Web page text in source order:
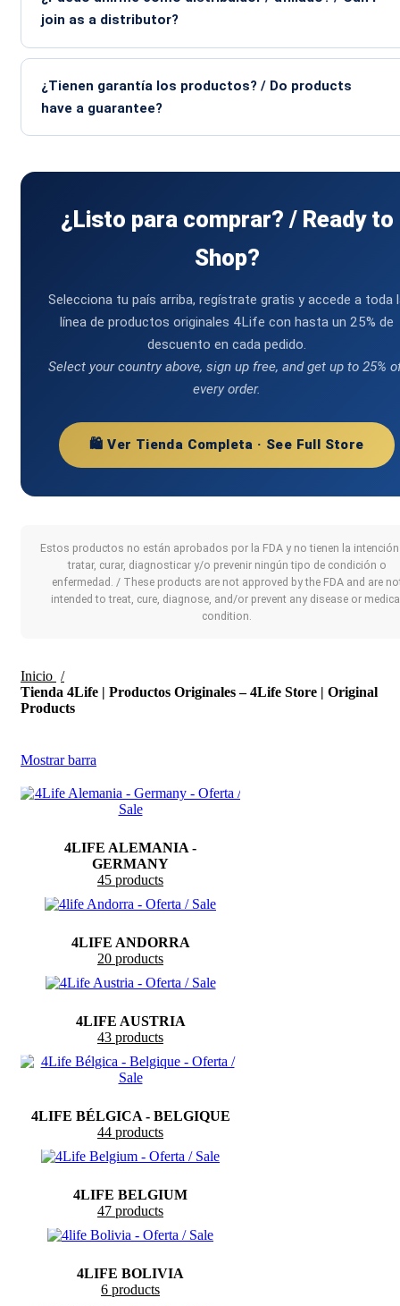
join as a distributor?
¿Tienen garantía los productos? / Do products
have a guarantee?
¿Listo para comprar? / Ready to
Shop?
Selecciona tu país arriba, regístrate gratis y accede a toda
línea de productos originales 4Life con hasta un 25% de
descuento en cada pedido.
Select your country above, sign up free, and get up to 25%
every order.
🛍️ Ver Tienda Completa · See Full Store
Estos productos no están aprobados por la FDA y no tienen la intención
tratar, curar, diagnosticar y/o prevenir ningún tipo de condición o
enfermedad. / These products are not approved by the FDA and are
intended to treat, cure, diagnose, and/or prevent any disease or
condition.
Inicio
Tienda 4Life | Productos Originales – 4Life Store | Original
Products
Mostrar barra
4LIFE ALEMANIA -
GERMANY
45 products
4LIFE ANDORRA
20 products
4LIFE AUSTRIA
43 products
4LIFE BÉLGICA - BELGIQUE
44 products
4LIFE BELGIUM
47 products
4LIFE BOLIVIA
6 products